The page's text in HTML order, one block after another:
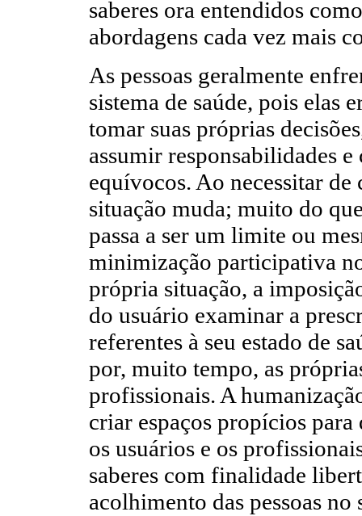
saberes ora entendidos
abordagens cada vez mais
As pessoas geralmente
sistema de saúde, pois elas
tomar suas próprias
assumir responsabilidades
equívocos. Ao necessitar de
situação muda; muito do
passa a ser um limite ou
minimização participativa
própria situação, a
do usuário examinar a
referentes à seu estado de
por, muito tempo, as
profissionais. A
criar espaços propícios
os usuários e os
saberes com finalidade
acolhimento das pessoas no